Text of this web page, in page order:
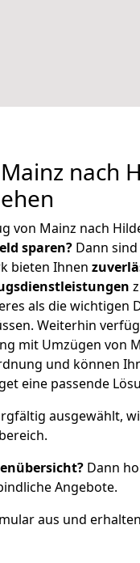
nach
von Mainz nach
sparen? Dann
bieten Ihnen
als die wichtigen
Weiterhin
mit Umzügen von
und können
eine passende
ausgewählt,
Dann
Angebote.
aus und